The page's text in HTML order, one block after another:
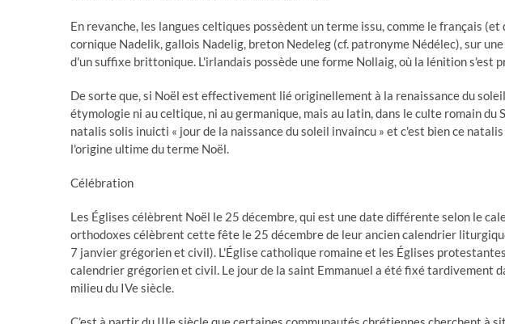
En revanche, les langues celtiques possèdent un terme issu, comme le français
cornique Nadelik, gallois Nadelig, breton Nedeleg (cf. patronyme Nédélec), sur
d'un suffixe brittonique. L'irlandais possède une forme Nollaig, où la lénition s'est
De sorte que, si Noël est effectivement lié originellement à la renaissance du
étymologie ni au celtique, ni au germanique, mais au latin, dans le culte romain
natalis solis inuicti « jour de la naissance du soleil invaincu » et c'est bien ce
l'origine ultime du terme Noël.
Célébration
Les Églises célèbrent Noël le 25 décembre, qui est une date différente selon le
orthodoxes célèbrent cette fête le 25 décembre de leur ancien calendrier
7 janvier grégorien et civil). L'Église catholique romaine et les Églises
calendrier grégorien et civil. Le jour de la saint Emmanuel a été fixé tardivement
milieu du IVe siècle.